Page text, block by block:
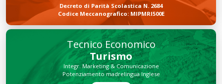
Decreto di Parità Scolastica N. 2684
Codice Meccanografico: MIPMRI500E
Tecnico Economico
Turismo
Integr. Marketing & Comunicazione
Potenziamento madrelingua Inglese